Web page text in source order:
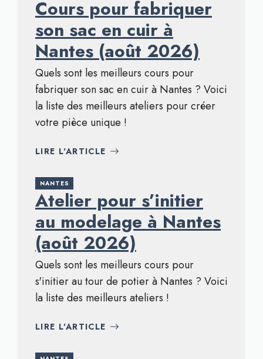
Cours pour fabriquer
son sac en cuir à
Nantes (août 2026)
Quels sont les meilleurs cours pour
fabriquer son sac en cuir à Nantes ? Voici
la liste des meilleurs ateliers pour créer
votre pièce unique !
LIRE L'ARTICLE
NANTES
Atelier pour s’initier
au modelage à Nantes
(août 2026)
Quels sont les meilleurs cours pour
s'initier au tour de potier à Nantes ? Voici
la liste des meilleurs ateliers !
LIRE L'ARTICLE